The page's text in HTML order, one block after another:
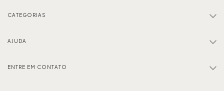
CATEGORIAS
AJUDA
ENTRE EM CONTATO